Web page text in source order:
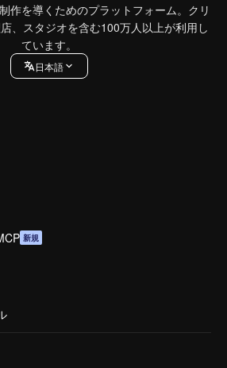
作を導くためのプラットフォーム。クリ
、スタジオを含む100万人以上が利用し
ています。
日本語
新規